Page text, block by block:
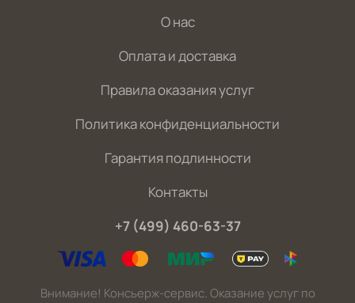
О нас
Оплата и доставка
Правила оказания услуг
Политика конфиденциальности
Гарантия подлинности
Контакты
+7 (499) 460-63-37
Внимание! Консьерж-сервис. Оказание услуг по